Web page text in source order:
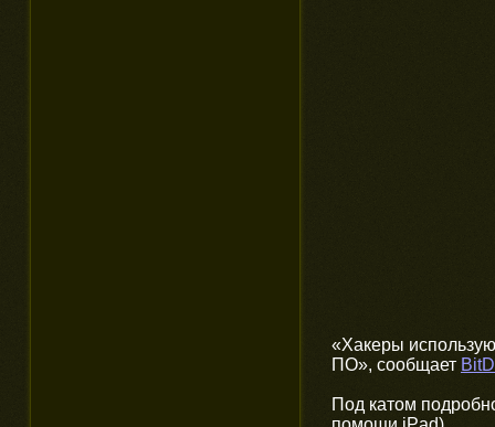
«Хакеры
ПО», сообщает
Под катом